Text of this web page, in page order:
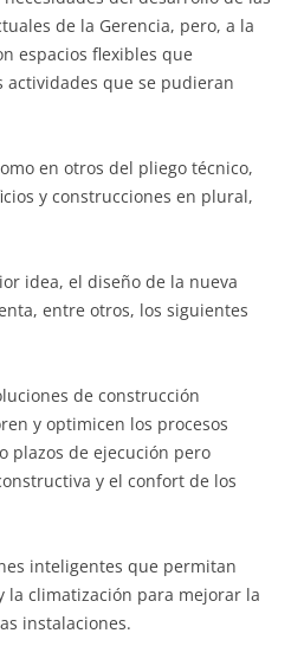
de la Gerencia, pero, a la
espacios flexibles que
que se pudieran
en otros del pliego técnico,
y construcciones en plural,
idea, el diseño de la nueva
entre otros, los siguientes
de construcción
y optimicen los procesos
plazos de ejecución pero
y el confort de los
inteligentes que permitan
climatización para mejorar la
instalaciones.